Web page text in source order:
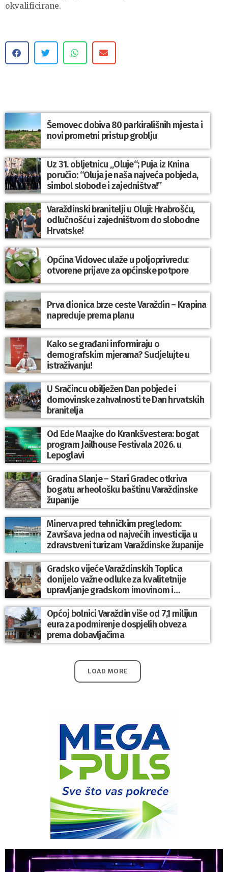
okvalificirane.
Šemovec dobiva 80 parkirališnih mjesta i
novi prometni pristup groblju
Uz 31. obljetnicu „Oluje“; Puja iz Knina
poručio: “Oluja je naša najveća pobjeda,
simbol slobode i zajedništva!”
Varaždinski branitelji u Oluji: Hrabrošću,
odlučnošću i zajedništvom do slobodne
Hrvatske!
Općina Vidovec ulaže u poljoprivredu:
otvorene prijave za općinske potpore
Prva dionica brze ceste Varaždin – Krapina
napreduje prema planu
Kako se građani informiraju o
demografskim mjerama? Sudjelujte u
istraživanju!
U Sračincu obilježen Dan pobjede i
domovinske zahvalnosti te Dan hrvatskih
branitelja
Od Ede Maajke do Krankšvestera: bogat
program Jailhouse Festivala 2026. u
Lepoglavi
Gradina Slanje – Stari Gradec otkriva
bogatu arheološku baštinu Varaždinske
županije
Minerva pred tehničkim pregledom:
Završava jedna od najvećih investicija u
zdravstveni turizam Varaždinske županije
Gradsko vijeće Varaždinskih Toplica
donijelo važne odluke za kvalitetnije
upravljanje gradskom imovinom i
komunalnim sustavom
Općoj bolnici Varaždin više od 7,1 milijun
eura za podmirenje dospjelih obveza
prema dobavljačima
LOAD MORE